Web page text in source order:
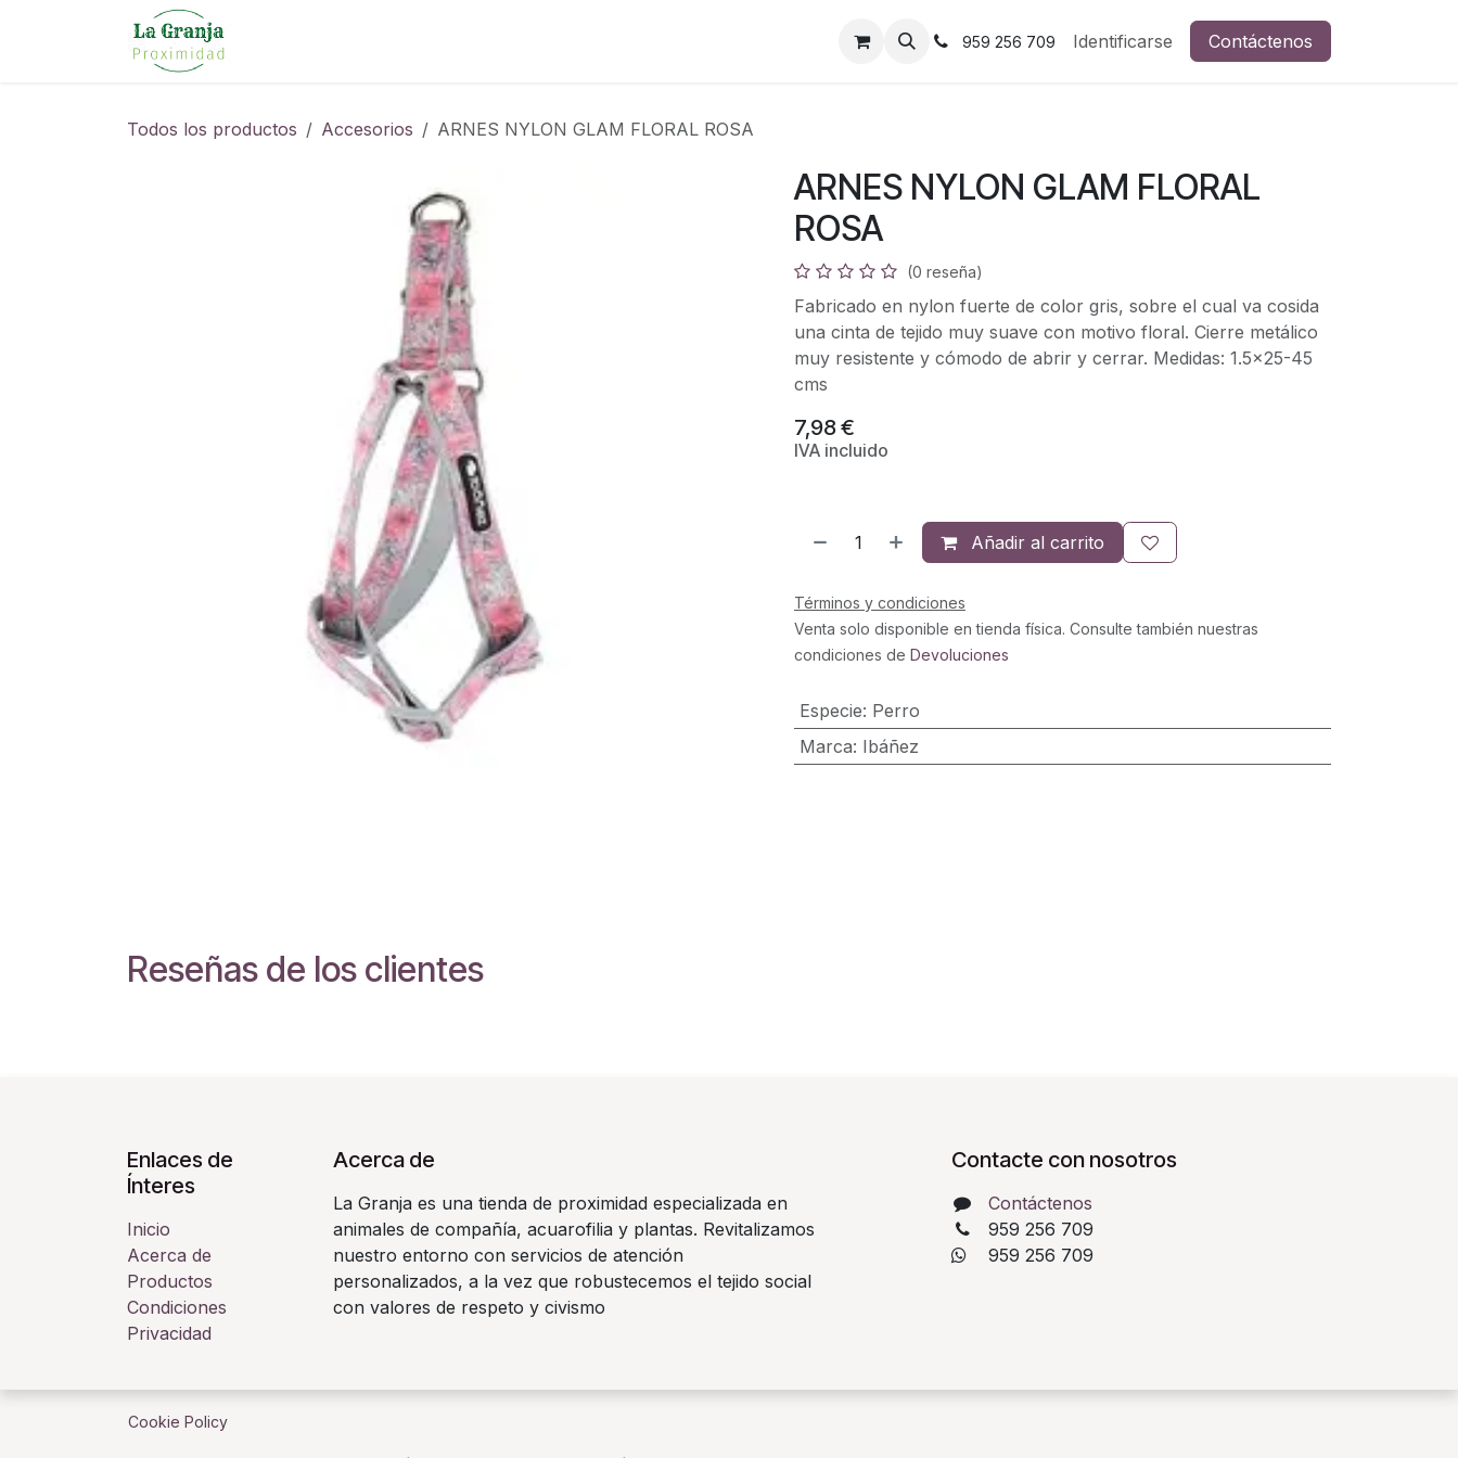
959 256 709 Identificarse Contáctenos
Todos los productos Accesorios ARNES NYLON GLAM FLORAL ROSA
ARNES NYLON GLAM FLORAL
ROSA
(0 reseña)
Fabricado en nylon fuerte de color gris, sobre el cual va cosida
una cinta de tejido muy suave con motivo floral. Cierre metálico
muy resistente y cómodo de abrir y cerrar. Medidas: 1.5x25-45
cms
7,98€
IVA incluido
Añadir al carrito
Términos y condiciones
Venta solo disponible en tienda física. Consulte también nuestras
condiciones de Devoluciones
Especie: Perro
Marca: Ibáñez
Reseñas de los clientes
Enlaces de
Ínteres
Inicio
Acerca de
Productos
Condiciones
Privacidad
Acerca de
La Granja es una tienda de proximidad especializada en
animales de compañía, acuarofilia y plantas. Revitalizamos
nuestro entorno con servicios de atención
personalizados, a la vez que robustecemos el tejido social
con valores de respeto y civismo
Contacte con nosotros
Contáctenos
959 256 709
​ 959 256 709
Cookie Policy